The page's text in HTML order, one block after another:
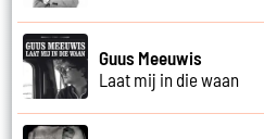
Guus Meeuwis
Laat mij in die waan